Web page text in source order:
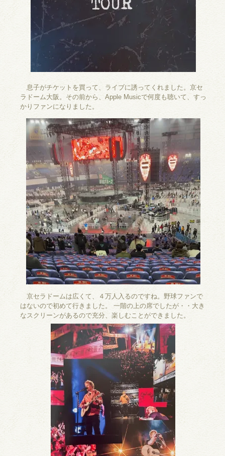
息子がチケットを買って、ライブに誘ってくれました。京セ
ラドーム大阪。その前から、Apple Musicで何度も聴いて、すっ
かりファンになりました。
京セラドームは広くて、４万人入るのですね。野球ファンで
はないので初めて行きました。 一階の上の席でしたが・・大き
なスクリーンがあるので充分、楽しむことができました。